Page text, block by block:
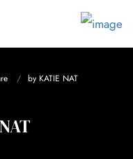
by KATIE NAT